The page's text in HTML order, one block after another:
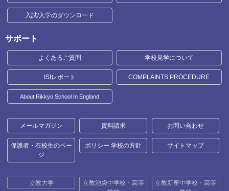
入試/入学のダウンロード
サポート
よくあるご質問 学校見学について
ISIレポート COMPLAINTS PROCEDURE
About Rikkyo School In England
メールマガジン 資料請求 お問い合わせ
保護者・在校生のペー
ジ
ポリシー 学校の方針 サイトマップ
立教大学
立教池袋中学校・高等
立教新座中学校・高等